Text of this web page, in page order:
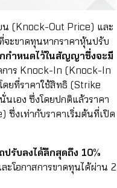
(Knock-Out Price) และ
ะขาดทุนหากราคาหุ้นปรับ
กำหนดไว้ในสัญญาซึ่งจะมี
าร Knock-In (Knock-In
ดยที่ราคาใช้สิทธิ (Strike
เอง ซึ่งโดยปกติแล้วราคา
งเท่ากับราคาเริ่มต้นที่เปิด
รับลงได้ลึกสุดถึง 10%
ะโอกาสการขาดทุนได้ผ่าน 2